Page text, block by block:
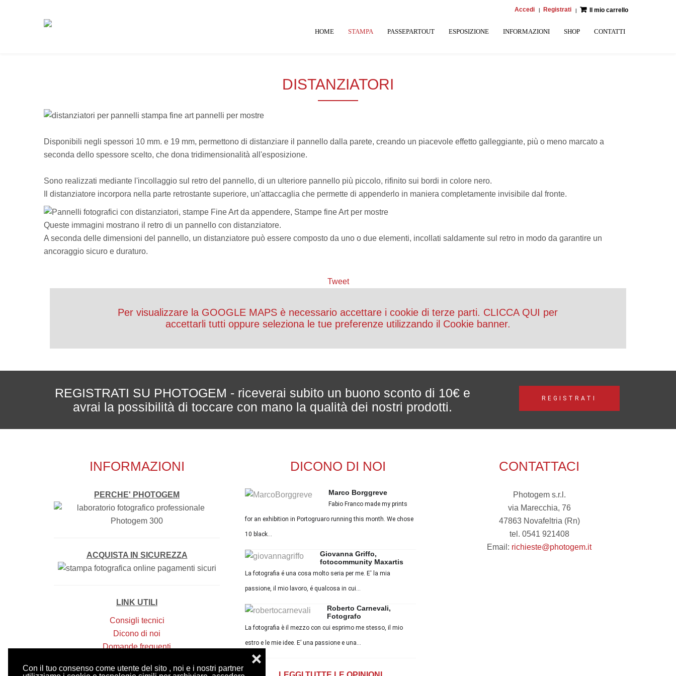
Con il tuo consenso come utente del sito , noi e i nostri partner
❌
Accedi Registrati Il mio carrello
HOME STAMPA
PER IL MONTAGGIO
PASSEPARTOUT ESPOSIZIONE INFORMAZIONI
GLI AMICI DI PHOTOGEM
PRIVACY POLICY
COOKIE POLICY
SHOP CONTATTI
DISTANZIATORI
Disponibili negli spessori 10 mm. e 19 mm, permettono di distanziare il pannello dalla parete, creando un piacevole effetto galleggiante, più o meno marcato a
seconda dello spessore scelto, che dona tridimensionalità all'esposizione.
Sono realizzati mediante l'incollaggio sul retro del pannello, di un ulteriore pannello più piccolo, rifinito sui bordi in colore nero.
Il distanziatore incorpora nella parte retrostante superiore, un'attaccaglia che permette di appenderlo in maniera completamente invisibile dal fronte.
Queste immagini mostrano il retro di un pannello con distanziatore.
A seconda delle dimensioni del pannello, un distanziatore può essere composto da uno o due elementi, incollati saldamente sul retro in modo da garantire un
ancoraggio sicuro e duraturo.
Tweet
Per visualizzare la GOOGLE MAPS è necessario accettare i cookie di terze parti. CLICCA QUI per
accettarli tutti oppure seleziona le tue preferenze utilizzando il Cookie banner.
REGISTRATI SU PHOTOGEM - riceverai subito un buono sconto di 10€ e
avrai la possibilità di toccare con mano la qualità dei nostri prodotti.
REGISTRATI
INFORMAZIONI
PERCHE' PHOTOGEM
ACQUISTA IN SICUREZZA
LINK UTILI
Consigli tecnici
Dicono di noi
Domande frequenti
Contatti
DICONO DI NOI
Marco Borggreve
Fabio Franco made my prints
for an exhibition in Portogruaro running this month. We chose
10 black...
Giovanna Griffo,
fotocommunity Maxartis
La fotografia é una cosa molto seria per me. E' la mia
passione, il mio lavoro, é qualcosa in cui...
Roberto Carnevali,
Fotografo
La fotografia è il mezzo con cui esprimo me stesso, il mio
estro e le mie idee. E’ una passione e una...
CONTATTACI
Photogem s.r.l.
via Marecchia, 76
47863 Novafeltria (Rn)
tel. 0541 921408
Email: richieste@photogem.it